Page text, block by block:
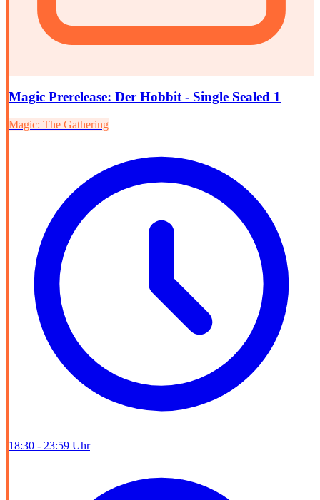
Magic Prerelease: Der Hobbit - Single Sealed 1
Magic: The Gathering
18:30 - 23:59 Uhr